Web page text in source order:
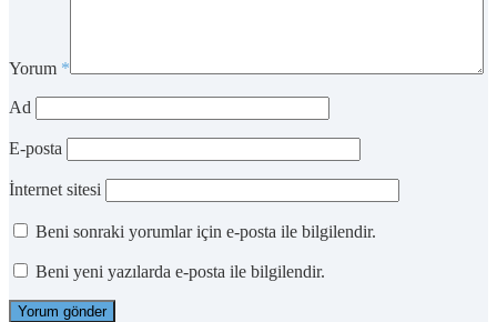
Yorum *
Ad
E-posta
İnternet sitesi
Beni sonraki yorumlar için e-posta ile bilgilendir.
Beni yeni yazılarda e-posta ile bilgilendir.